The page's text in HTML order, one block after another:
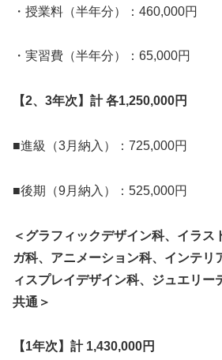
・授業料（半年分）：460,000円
・実習費（半年分）：65,000円
【2、3年次】計 各1,250,000円
■進級（3月納入）：725,000円
■後期（9月納入）：525,000円
＜グラフィックデザイン科、イラス
ガ科、アニメーション科、インテリ
ィスプレイデザイン科、ジュエリー
共通＞
【1年次】計 1,430,000円